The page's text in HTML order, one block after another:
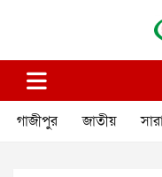
গাজীপুর কণ্ঠ
গাজীপুর জাতীয়